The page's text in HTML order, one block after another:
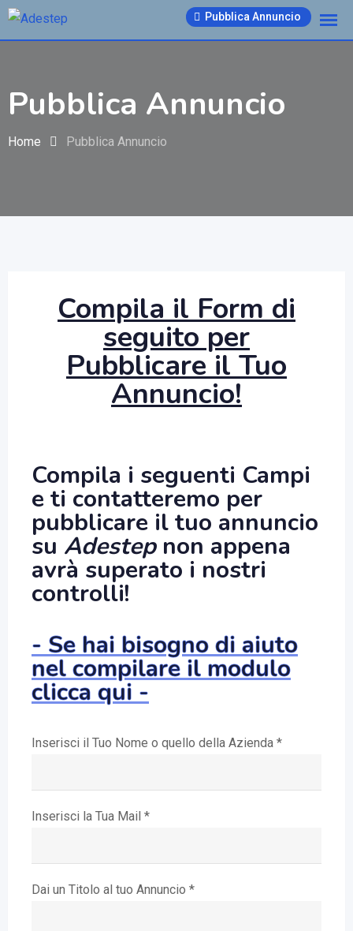
Pubblica Annuncio
Pubblica Annuncio
Home Pubblica Annuncio
Compila il Form di
seguito per
Pubblicare il Tuo
Annuncio!
Compila i seguenti Campi
e ti contatteremo per
pubblicare il tuo annuncio
su Adestepnon appena
avrà superato i nostri
controlli!
- Se hai bisogno di aiuto
nel compilare il modulo
clicca qui -
Inserisci il Tuo Nome o quello della Azienda *
Inserisci la Tua Mail *
Dai un Titolo al tuo Annuncio *